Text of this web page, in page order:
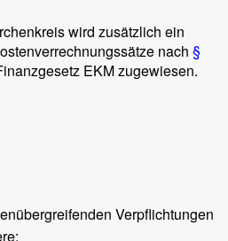
wird zusätzlich ein
nach §
EKM zugewiesen.
Verpflichtungen